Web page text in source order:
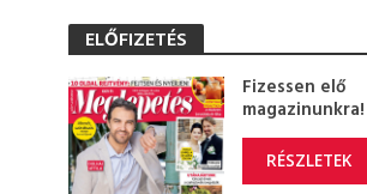
ELŐFIZETÉS
Fizessen elő
magazinunkra!
RÉSZLETEK